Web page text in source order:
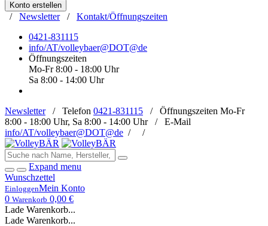
Konto erstellen
/ Newsletter/ Kontakt/Öffnungszeiten
0421-831115
info/AT/volleybaer@DOT@de
Öffnungszeiten
Mo-Fr 8:00 - 18:00 Uhr
Sa 8:00 - 14:00 Uhr
Newsletter/ Telefon 0421-831115 / Öffnungszeiten Mo-Fr
8:00 - 18:00 Uhr, Sa 8:00 - 14:00 Uhr / E-Mail
info/AT/volleybaer@DOT@de / /
Expand menu
Wunschzettel
EinloggenMein Konto
0 Warenkorb 0,00 €
Lade Warenkorb...
Lade Warenkorb...